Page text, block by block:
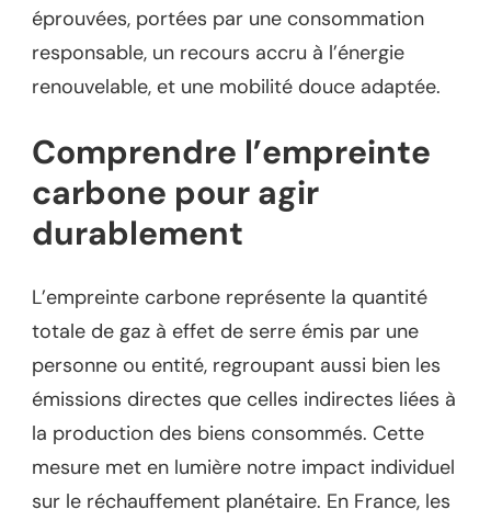
éprouvées, portées par une consommation
responsable, un recours accru à l’énergie
renouvelable, et une mobilité douce adaptée.
Comprendre l’empreinte
carbone pour agir
durablement
L’empreinte carbone représente la quantité
totale de gaz à effet de serre émis par une
personne ou entité, regroupant aussi bien les
émissions directes que celles indirectes liées à
la production des biens consommés. Cette
mesure met en lumière notre impact individuel
sur le réchauffement planétaire. En France, les